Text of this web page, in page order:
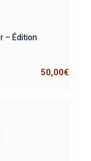
– Édition
50,00€